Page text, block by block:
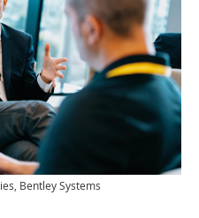
Bentley Systems